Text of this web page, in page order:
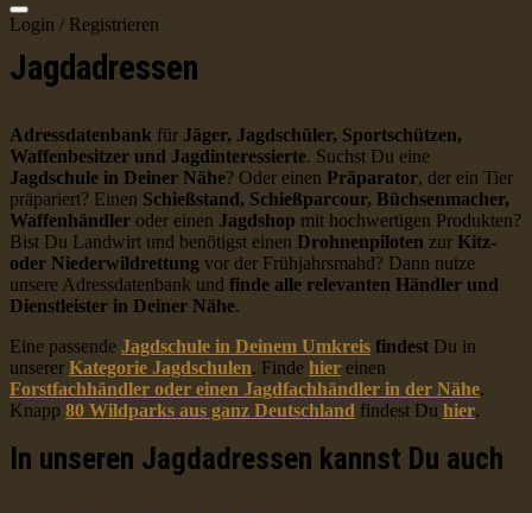
Login / Registrieren
Jagdadressen
Adressdatenbank für Jäger, Jagdschüler, Sportschützen,
Waffenbesitzer und Jagdinteressierte. Suchst Du eine
Jagdschule in Deiner Nähe? Oder einen Präparator, der ein Tier
präpariert? Einen Schießstand, Schießparcour, Büchsenmacher,
Waffenhändler oder einen Jagdshop mit hochwertigen Produkten?
Bist Du Landwirt und benötigst einen Drohnenpiloten zur Kitz-
oder Niederwildrettung vor der Frühjahrsmahd? Dann nutze
unsere Adressdatenbank und finde alle relevanten Händler und
Dienstleister in Deiner Nähe.
Eine passende Jagdschule in Deinem Umkreis findest Du in
unserer Kategorie Jagdschulen. Finde hier einen
Forstfachhändler oder einen Jagdfachhändler in der Nähe.
Knapp 80 Wildparks aus ganz Deutschland findest Du hier.
In unseren Jagdadressen kannst Du auch